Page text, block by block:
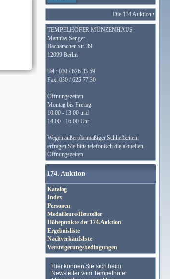
Die 174 Auktion wird
TEMPELHOFER MÜNZENHAUS
Matthias Senger
Bacharacher Str. 39
12099 Berlin
Tel.: 030 / 626 33 59
Fax: 030 / 625 77 30
Öffnungszeiten
Montag bis Freitag
10.00 - 13.00 und
14.00 - 16.00 Uhr
Wegen außerplanmäßiger Schließzeiten
erfragen Sie bitte telefonisch die aktuellen
Öffnungszeiten.
174. Auktion
Katalog
Index
Personen
Medailleure/Hersteller
Höhepunkte der 174.Auktion
Ergebnisliste
Nachverkaufsliste
Versteigerungsbedingungen